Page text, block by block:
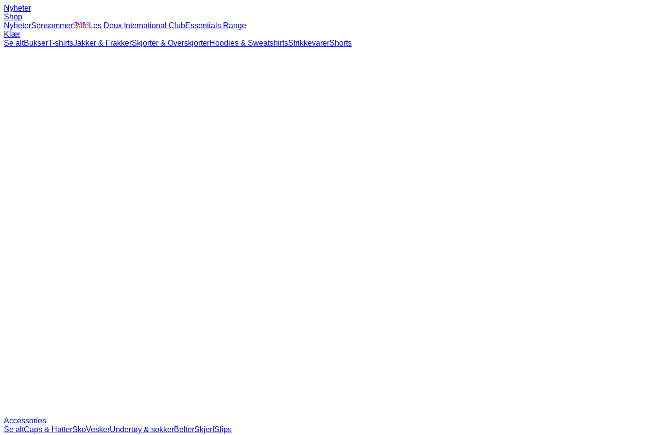
Nyheter
Shop
NyheterSensommerNYTTSaleLes Deux International ClubEssentials Range
Klær
Se alt BukserT-shirtsJakker & FrakkerSkjorter & OverskjorterHoodies & SweatshirtsStrikkevarerShorts
Accessories
Se alt Caps & HatterSkoVeskerUndertøy & sokkerBelterSkjerfSlips